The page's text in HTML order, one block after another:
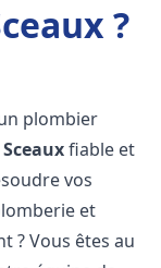
?
plombier
Sceauxfiable et
vos
et
? Vous êtes au